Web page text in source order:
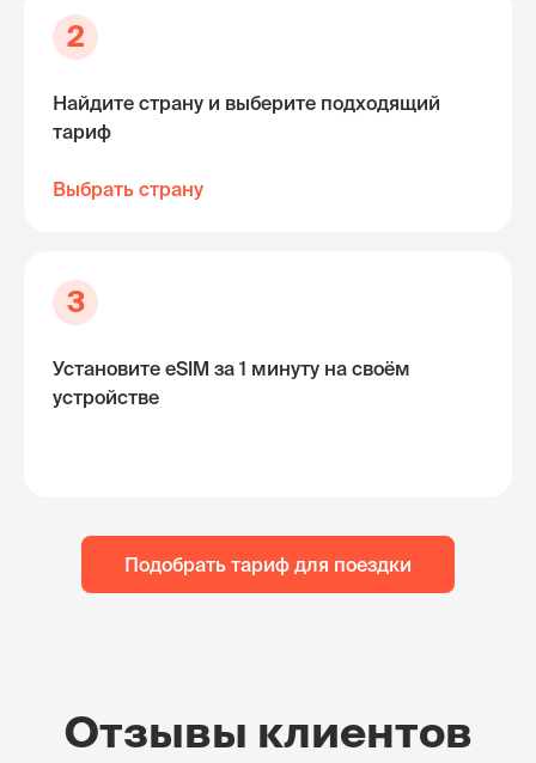
2
Найдите страну и выберите подходящий
тариф
Выбрать страну
3
Установите eSIM за 1 минуту на своём
устройстве
Подобрать тариф для поездки
Отзывы клиентов